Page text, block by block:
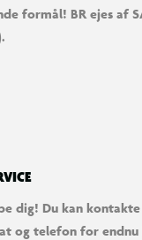
formål! BR ejes af
dig! Du kan kontakte
og telefon for endnu